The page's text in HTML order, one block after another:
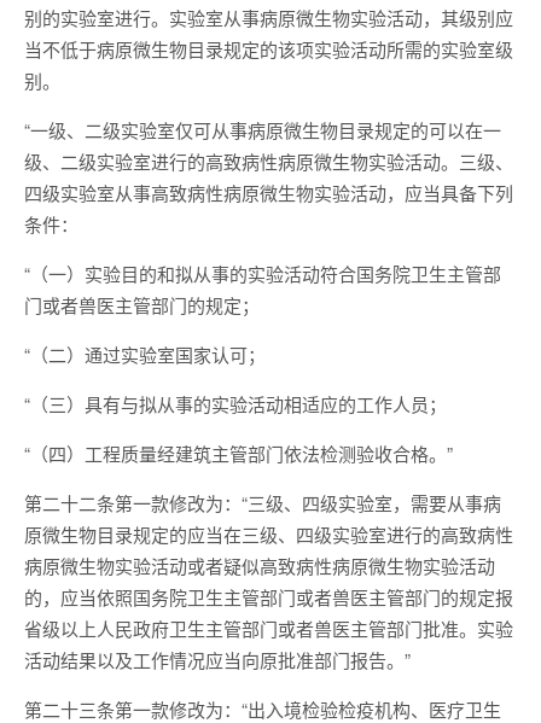
别的实验室进行。实验室从事病原微生物实验活动，其级别应
当不低于病原微生物目录规定的该项实验活动所需的实验室级
别。
“一级、二级实验室仅可从事病原微生物目录规定的可以在一
级、二级实验室进行的高致病性病原微生物实验活动。三级、
四级实验室从事高致病性病原微生物实验活动，应当具备下列
条件：
“（一）实验目的和拟从事的实验活动符合国务院卫生主管部
门或者兽医主管部门的规定；
“（二）通过实验室国家认可；
“（三）具有与拟从事的实验活动相适应的工作人员；
“（四）工程质量经建筑主管部门依法检测验收合格。”
第二十二条第一款修改为：“三级、四级实验室，需要从事病
原微生物目录规定的应当在三级、四级实验室进行的高致病性
病原微生物实验活动或者疑似高致病性病原微生物实验活动
的，应当依照国务院卫生主管部门或者兽医主管部门的规定报
省级以上人民政府卫生主管部门或者兽医主管部门批准。实验
活动结果以及工作情况应当向原批准部门报告。”
第二十三条第一款修改为：“出入境检验检疫机构、医疗卫生